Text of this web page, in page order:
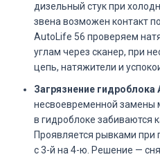
дизельный стук при
звена возможен контакт
AutoLife 56 проверяем
углам через сканер, при
цепь, натяжители и
Загрязнение гидроблока
несвоевременной замены
в гидроблоке забиваются
Проявляется рывками при
с 3-й на 4-ю. Решение —